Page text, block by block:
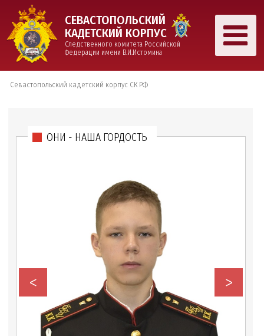
СЕВАСТОПОЛЬСКИЙ
КАДЕТСКИЙ КОРПУС
Следственного комитета Российской
Федерации имени В.И.Истомина
Севастопольский кадетский корпус СК РФ
ОНИ - НАША ГОРДОСТЬ
< >